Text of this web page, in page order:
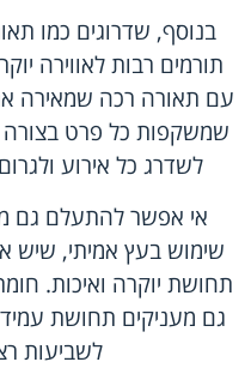
בנוסף, שדרוגים כמו
תורמים רבות לאווירה
עם תאורה רכה שמאירה
שמשקפות כל פרט בצורה
לשדרג כל אירוע
אי אפשר להתעלם גם
שימוש בעץ אמיתי, שיש
תחושת יוקרה ואיכות.
גם מעניקים תחושת
לשביעות